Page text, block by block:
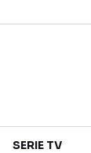
SERIE TV